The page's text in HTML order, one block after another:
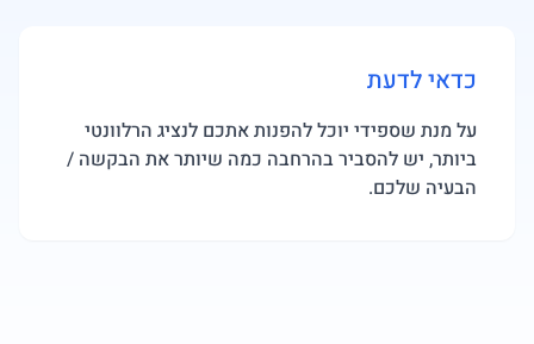
כדאי לדעת
על מנת שספידי יוכל להפנות אתכם לנציג הרלוונטי
ביותר, יש להסביר בהרחבה כמה שיותר את הבקשה /
הבעיה שלכם.